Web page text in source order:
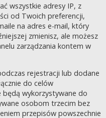
wszystkie adresy IP, z
od Twoich preferencji,
na adres e-mail, który
zmienisz, ale możesz
zarządzania kontem w
rejestracji lub dodane
do celów
będą wykorzystywane do
osobom trzecim bez
przepisów powszechnie